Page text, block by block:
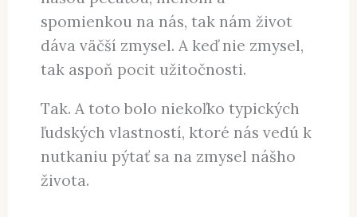
myslíme, že budeme spokojní, že náš
život má zmysel.
Keď po nás niečo zostane, niečo s
našou pečaťou, menom a
spomienkou na nás, tak nám život
dáva väčší zmysel. A keď nie zmysel,
tak aspoň pocit užitočnosti.